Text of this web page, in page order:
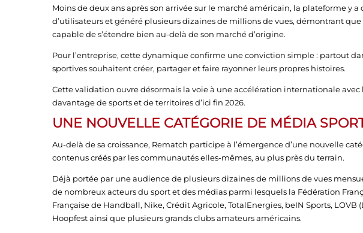
Moins de deux ans après son arrivée sur le marché américain, la plateforme y
d’utilisateurs et généré plusieurs dizaines de millions de vues, démontrant
capable de s’étendre bien au-delà de son marché d’origine.
Pour l’entreprise, cette dynamique confirme une conviction simple : partout
sportives souhaitent créer, partager et faire rayonner leurs propres histoires.
Cette validation ouvre désormais la voie à une accélération internationale
davantage de sports et de territoires d’ici fin 2026.
UNE NOUVELLE CATÉGORIE DE MÉDIA
Au-delà de sa croissance, Rematch participe à l’émergence d’une nouvelle
contenus créés par les communautés elles-mêmes, au plus près du terrain.
Déjà portée par une audience de plusieurs dizaines de millions de vues
de nombreux acteurs du sport et des médias parmi lesquels la Fédération
Française de Handball, Nike, Crédit Agricole, TotalEnergies, beIN Sports, LOVB
Hoopfest ainsi que plusieurs grands clubs amateurs américains.